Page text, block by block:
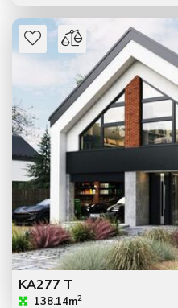
KA277 T
138.14m2